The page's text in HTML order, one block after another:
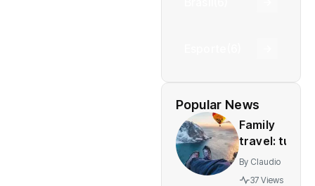
Popular News
Family
travel: tun
and safe
destinations
By Claudio
37 Views